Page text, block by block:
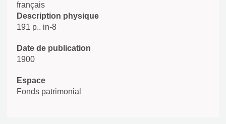
français
Description physique
191 p.. in-8
Date de publication
1900
Espace
Fonds patrimonial